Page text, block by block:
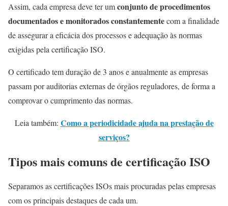
Assim, cada empresa deve ter umconjunto de procedimentos
documentados e monitorados constantementecom a finalidade
de assegurar a eficácia dos processos e adequação às normas
exigidas pela certificação ISO.
O certificado tem duração de 3 anos e anualmente as empresas
passam por auditorias externas de órgãos reguladores, de forma a
comprovar o cumprimento das normas.
Leia também: Como a periodicidade ajuda na prestação de
serviços?
Tipos mais comuns de certificação ISO
Separamos as certificações ISOs mais procuradas pelas empresas
com os principais destaques de cada um.